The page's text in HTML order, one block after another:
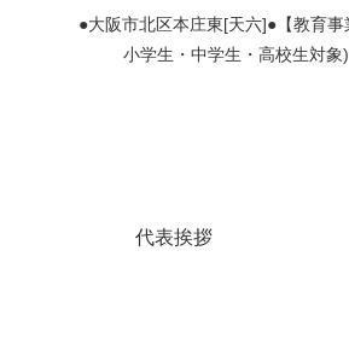
●大阪市北区本庄東[天六]●【教育
小学生・中学生・高校生対
代表挨拶